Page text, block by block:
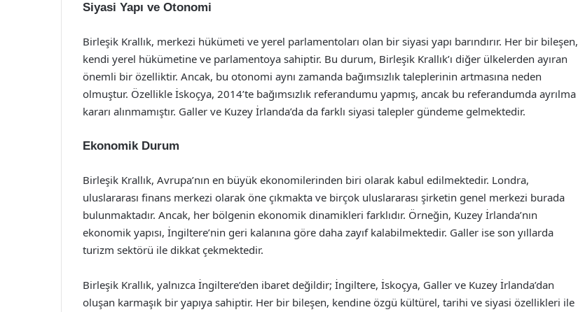
Siyasi Yapı ve Otonomi
Birleşik Krallık, merkezi hükümeti ve yerel parlamentoları olan bir siyasi yapı barındırır. Her bir bileşen,
kendi yerel hükümetine ve parlamentoya sahiptir. Bu durum, Birleşik Krallık’ı diğer ülkelerden ayıran
önemli bir özelliktir. Ancak, bu otonomi aynı zamanda bağımsızlık taleplerinin artmasına neden
olmuştur. Özellikle İskoçya, 2014’te bağımsızlık referandumu yapmış, ancak bu referandumda ayrılma
kararı alınmamıştır. Galler ve Kuzey İrlanda’da da farklı siyasi talepler gündeme gelmektedir.
Ekonomik Durum
Birleşik Krallık, Avrupa’nın en büyük ekonomilerinden biri olarak kabul edilmektedir. Londra,
uluslararası finans merkezi olarak öne çıkmakta ve birçok uluslararası şirketin genel merkezi burada
bulunmaktadır. Ancak, her bölgenin ekonomik dinamikleri farklıdır. Örneğin, Kuzey İrlanda’nın
ekonomik yapısı, İngiltere’nin geri kalanına göre daha zayıf kalabilmektedir. Galler ise son yıllarda
turizm sektörü ile dikkat çekmektedir.
Birleşik Krallık, yalnızca İngiltere’den ibaret değildir; İngiltere, İskoçya, Galler ve Kuzey İrlanda’dan
oluşan karmaşık bir yapıya sahiptir. Her bir bileşen, kendine özgü kültürel, tarihi ve siyasi özellikleri ile